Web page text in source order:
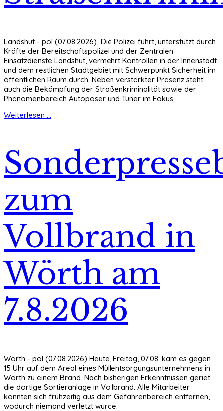
Landshut - pol (07.08.2026) Die Polizei führt, unterstützt durch
Kräfte der Bereitschaftspolizei und der Zentralen
Einsatzdienste Landshut, vermehrt Kontrollen in der Innenstadt
und dem restlichen Stadtgebiet mit Schwerpunkt Sicherheit im
öffentlichen Raum durch. Neben verstärkter Präsenz steht
auch die Bekämpfung der Straßenkriminalität sowie der
Phänomenbereich Autoposer und Tuner im Fokus.
Weiterlesen ...
zum
Vollbrand in
Wörth am
7.8.2026
Wörth - pol (07.08.2026) Heute, Freitag, 07.08. kam es gegen
15 Uhr auf dem Areal eines Müllentsorgungsunternehmens in
Wörth zu einem Brand. Nach bisherigen Erkenntnissen geriet
die dortige Sortieranlage in Vollbrand. Alle Mitarbeiter
konnten sich frühzeitig aus dem Gefahrenbereich entfernen,
wodurch niemand verletzt wurde.